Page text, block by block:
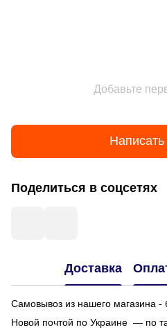
Добавьте
Написать
Поделиться в соцсетях
Доставка
Самовывоз из нашего магазина -
Новой почтой по Украине — по